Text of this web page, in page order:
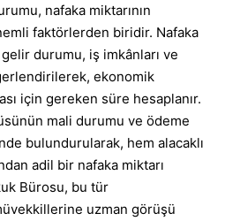
nafaka miktarının
faktörlerden biridir. Nafaka
durumu, iş imkânları ve
ekonomik
için gereken süre hesaplanır.
mali durumu ve ödeme
bulundurularak, hem alacaklı
adil bir nafaka miktarı
Bürosu, bu tür
uzman görüşü